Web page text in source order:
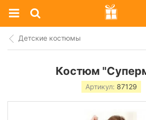
Prazdnik
Shop
Детские костюмы
Костюм
Артикул: 87129